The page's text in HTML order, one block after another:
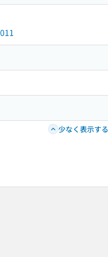
少なく表示する